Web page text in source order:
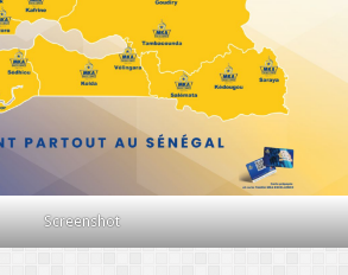
Screenshot